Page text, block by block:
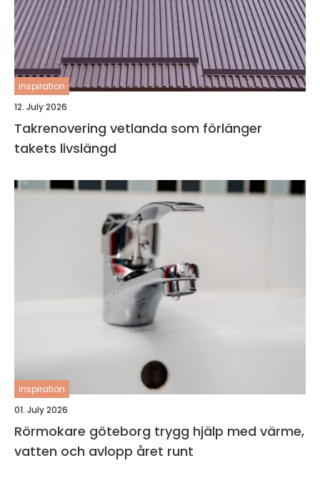
inspiration
12. July 2026
Takrenovering vetlanda som förlänger
takets livslängd
inspiration
01. July 2026
Rörmokare göteborg trygg hjälp med värme,
vatten och avlopp året runt